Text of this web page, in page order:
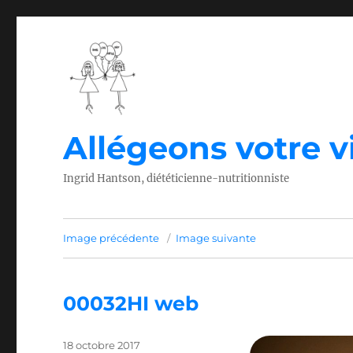
Allégeons votre
Ingrid Hantson, diététicienne-nutritionniste
Image précédente Image suivante
00032HI web
Publié
18 octobre 2017